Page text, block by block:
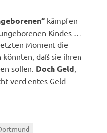
kämpfen
Kindes …
Moment die
daß sie ihren
sollen. Doch Geld
verdientes Geld